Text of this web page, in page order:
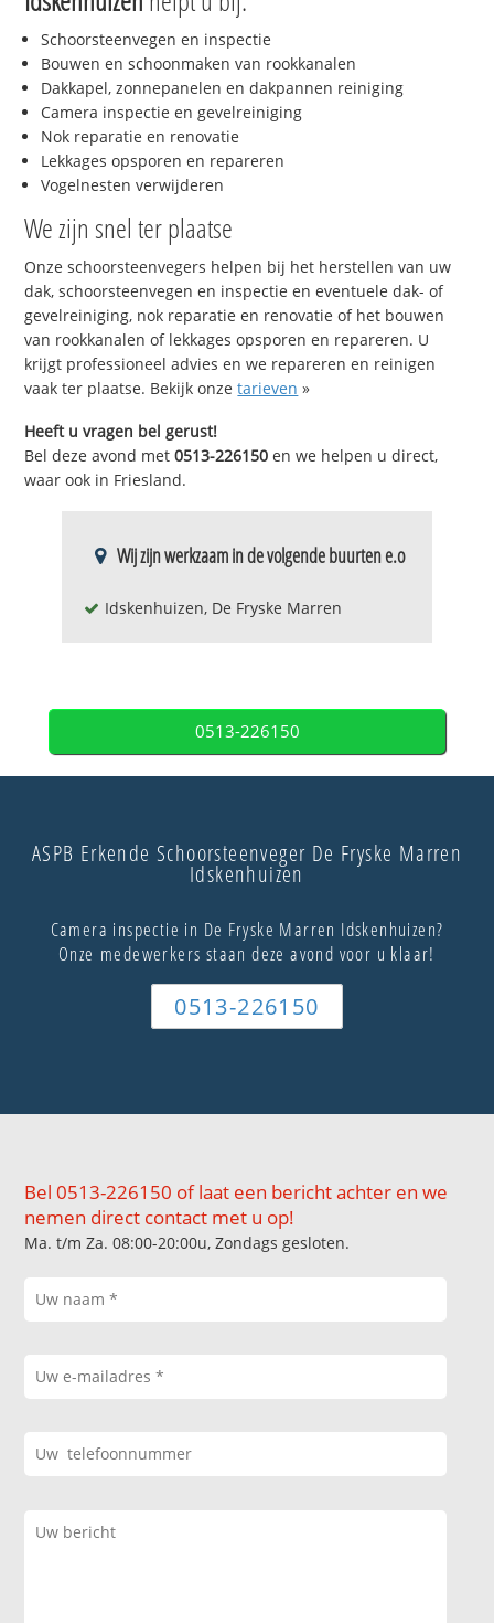
Schoorsteenvegen en inspectie
Bouwen en schoonmaken van rookkanalen
Dakkapel, zonnepanelen en dakpannen reiniging
Camera inspectie en gevelreiniging
Nok reparatie en renovatie
Lekkages opsporen en repareren
Vogelnesten verwijderen
We zijn snel ter plaatse
Onze schoorsteenvegers helpen bij het herstellen van uw
dak, schoorsteenvegen en inspectie en eventuele dak- of
gevelreiniging, nok reparatie en renovatie of het bouwen
van rookkanalen of lekkages opsporen en repareren. U
krijgt professioneel advies en we repareren en reinigen
vaak ter plaatse. Bekijk onzetarieven »
Heeft u vragen bel gerust!
Bel deze avond met0513-226150 en we helpen u direct,
waar ook in Friesland.
Wij zijn werkzaam in de volgende buurten e.o
Idskenhuizen, De Fryske Marren
0513-226150
ASPB Erkende Schoorsteenveger De Fryske Marren
Idskenhuizen
Camera inspectie in De Fryske Marren Idskenhuizen?
Onze medewerkers staan deze avond voor u klaar!
0513-226150
Bel 0513-226150 of laat een bericht achter en we
nemen direct contact met u op!
Ma. t/m Za. 08:00-20:00u, Zondags gesloten.